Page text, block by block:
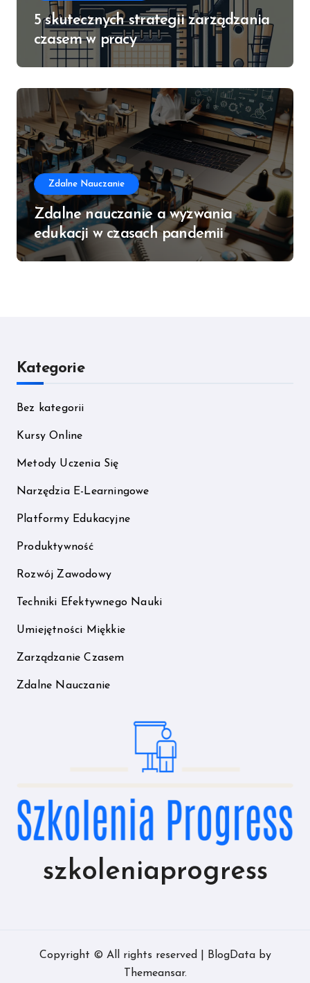
5 skutecznych strategii zarządzania
czasem w pracy
Zdalne Nauczanie
Zdalne nauczanie a wyzwania
edukacji w czasach pandemii
Kategorie
Bez kategorii
Kursy Online
Metody Uczenia Się
Narzędzia E-Learningowe
Platformy Edukacyjne
Produktywność
Rozwój Zawodowy
Techniki Efektywnego Nauki
Umiejętności Miękkie
Zarządzanie Czasem
Zdalne Nauczanie
szkoleniaprogress
Copyright © All rights reserved BlogDataby
Themeansar.